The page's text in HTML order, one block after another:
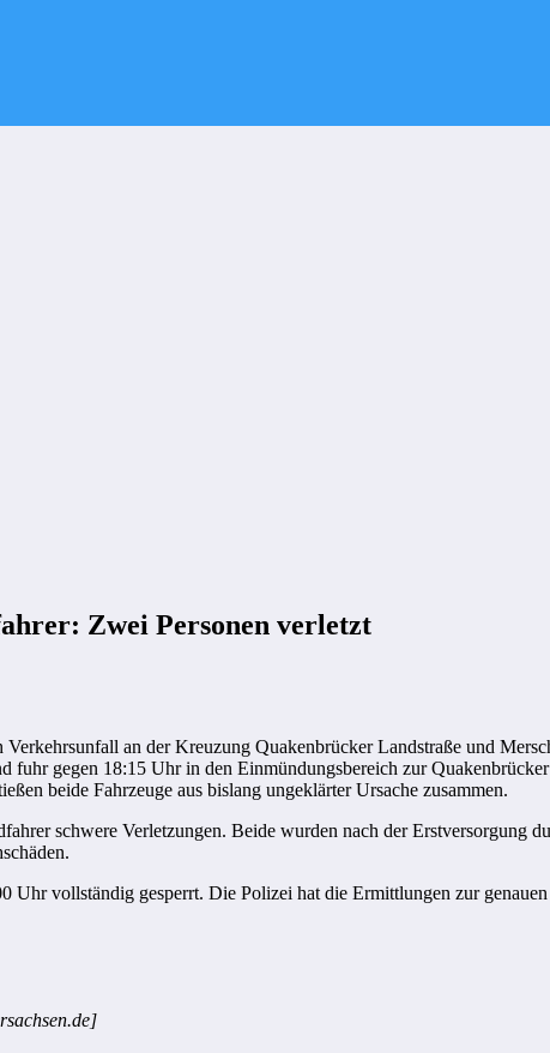
Zwei Personen verletzt
an der Kreuzung Quakenbrücker Landstraße und
gegen 18:15 Uhr in den Einmündungsbereich zur
beide Fahrzeuge aus bislang ungeklärter Ursache zusammen.
schwere Verletzungen. Beide wurden nach der Erstversorgung
vollständig gesperrt. Die Polizei hat die Ermittlungen zur